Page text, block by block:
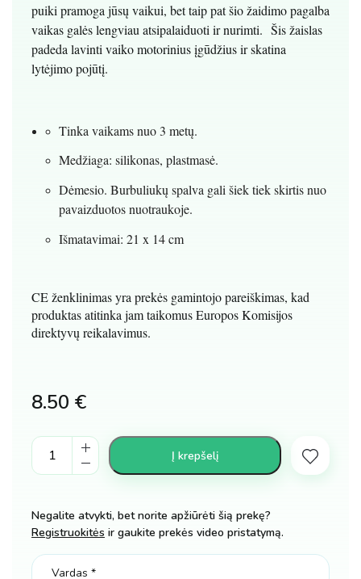
puiki pramoga jūsų vaikui, bet taip pat šio žaidimo pagalba
vaikas galės lengviau atsipalaiduoti ir nurimti. Šis žaislas
padeda lavinti vaiko motorinius įgūdžius ir skatina
lytėjimo pojūtį.
Tinka vaikams nuo 3 metų.
Medžiaga: silikonas, plastmasė.
Dėmesio. Burbuliukų spalva gali šiek tiek skirtis nuo
pavaizduotos nuotraukoje.
Išmatavimai: 21 x 14 cm
CE ženklinimas yra prekės gamintojo pareiškimas, kad
produktas atitinka jam taikomus Europos Komisijos
direktyvų reikalavimus.
8.50 €
Pop
it
kiekis
Į krepšelį
Negalite atvykti, bet norite apžiūrėti šią prekę?
Registruokitės ir gaukite prekės video pristatymą.